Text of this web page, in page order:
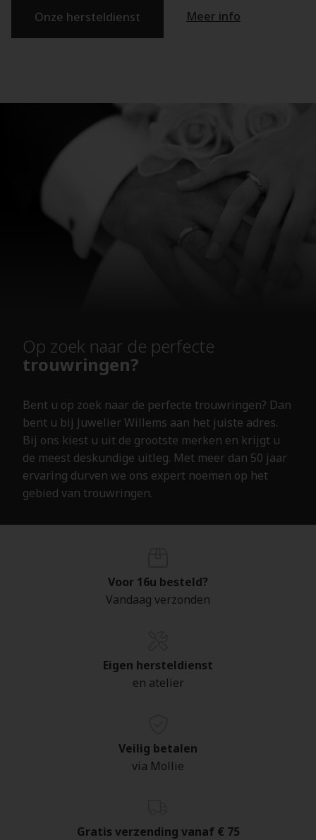
Onze hersteldienst Meer info
Op zoek naar de perfecte
trouwringen?
Bent u op zoek naar de perfecte trouwringen? Dan
bent u bij Juwelier Willems aan het juiste adres.
Bij ons kiest u uit de grootste merken en krijgt u
de meest deskundige uitleg. Met meer dan 50 jaar
ervaring durven we ons expert noemen op het
gebied van trouwringen.
Voor 16u besteld?
Vandaag verzonden
Eigen hersteldienst
en atelier
Veilig betalen
via Mollie
Gratis verzending vanaf € 75